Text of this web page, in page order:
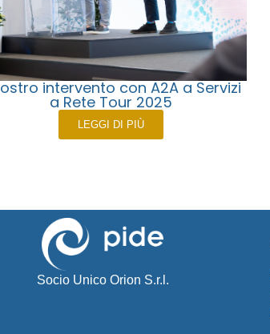
intervento con A2A a Servizi
a Rete Tour 2025
LEGGI DI PIÙ
Socio Unico Orion S.r.l.